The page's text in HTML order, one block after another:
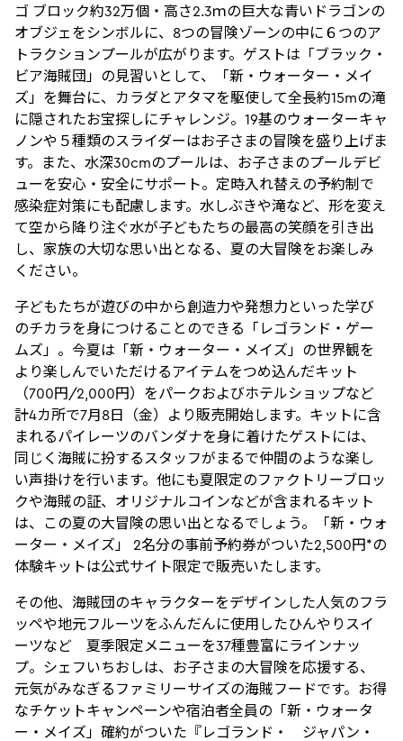
ゴ ブロック約32万個・高さ2.3ｍの巨大な青いドラゴンの
オブジェをシンボルに、8つの冒険ゾーンの中に６つのア
トラクションプールが広がります。ゲストは「ブラック・
ビア海賊団」の見習いとして、「新・ウォーター・メイ
ズ」を舞台に、カラダとアタマを駆使して全長約15mの滝
に隠されたお宝探しにチャレンジ。19基のウォーターキャ
ノンや５種類のスライダーはお子さまの冒険を盛り上げま
す。また、水深30cmのプールは、お子さまのプールデビ
ューを安心・安全にサポート。定時入れ替えの予約制で
感染症対策にも配慮します。水しぶきや滝など、形を変え
て空から降り注ぐ水が子どもたちの最高の笑顔を引き出
し、家族の大切な思い出となる、夏の大冒険をお楽しみ
ください。
子どもたちが遊びの中から創造力や発想力といった学び
のチカラを身につけることのできる「レゴランド・ゲー
ムズ」。今夏は「新・ウォーター・メイズ」の世界観を
より楽しんでいただけるアイテムをつめ込んだキット
（700円/2,000円）をパークおよびホテルショップなど
計4カ所で7月8日（金）より販売開始します。キットに含
まれるパイレーツのバンダナを身に着けたゲストには、
同じく海賊に扮するスタッフがまるで仲間のような楽し
い声掛けを行います。他にも夏限定のファクトリーブロッ
クや海賊の証、オリジナルコインなどが含まれるキット
は、この夏の大冒険の思い出となるでしょう。「新・ウォ
ーター・メイズ」 2名分の事前予約券がついた2,500円*の
体験キットは公式サイト限定で販売いたします。
その他、海賊団のキャラクターをデザインした人気のフラ
ッペや地元フルーツをふんだんに使用したひんやりスイ
ーツなど 夏季限定メニューを37種豊富にラインナッ
プ。シェフいちおしは、お子さまの大冒険を応援する、
元気がみなぎるファミリーサイズの海賊フードです。お得
なチケットキャンペーンや宿泊者全員の「新・ウォータ
ー・メイズ」確約がついた『レゴランド・ ジャパン・